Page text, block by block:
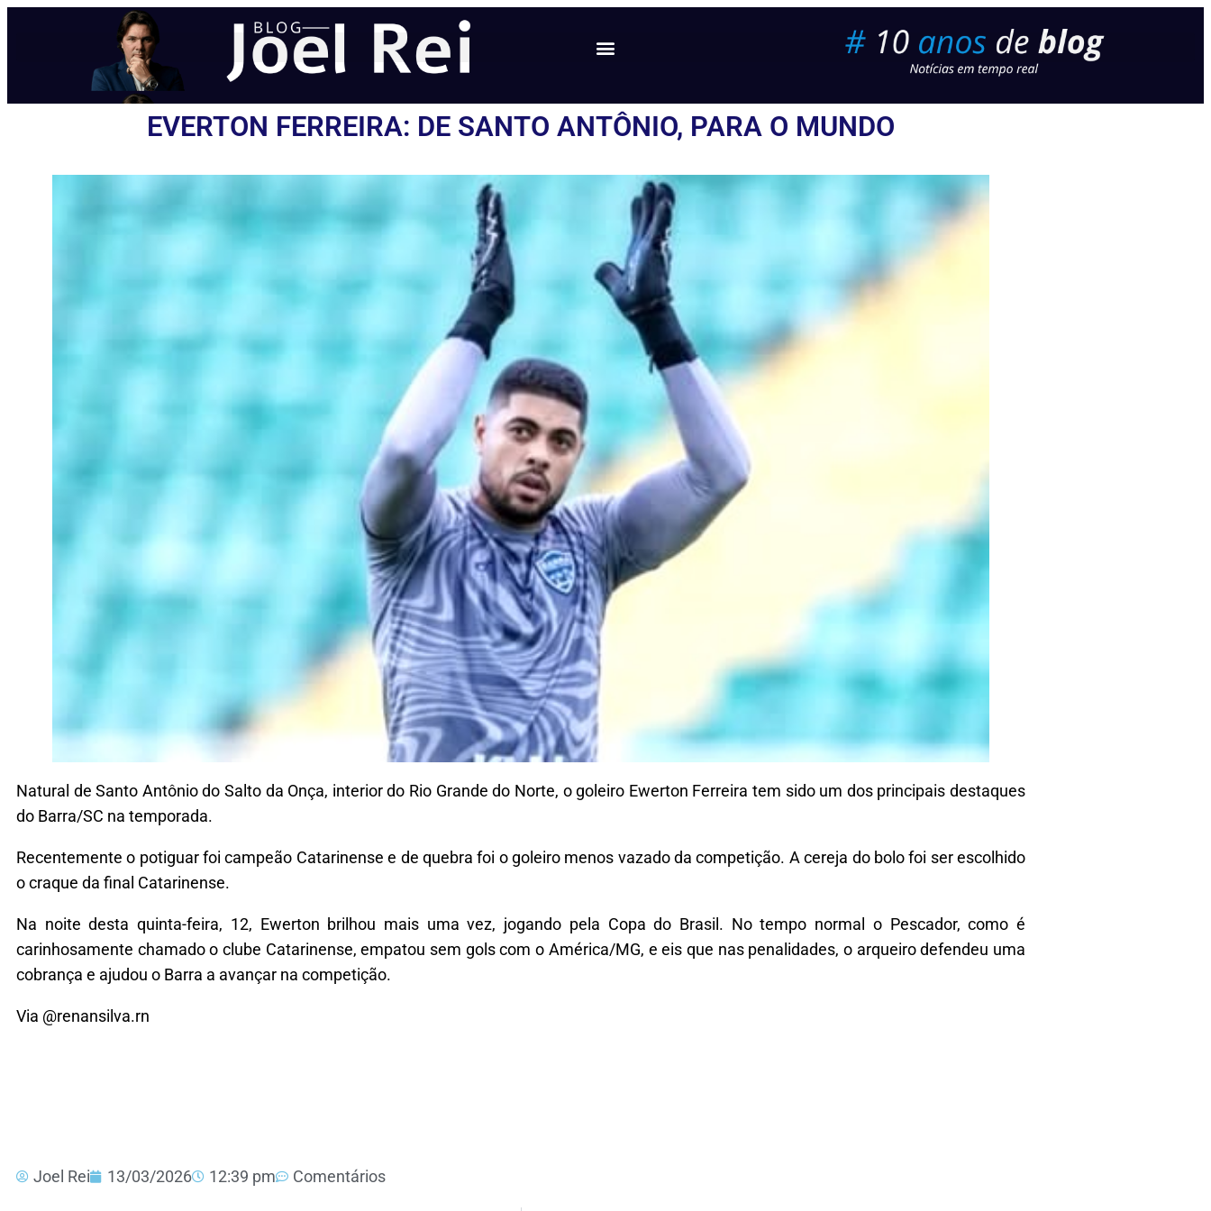
EVERTON FERREIRA: DE SANTO ANTÔNIO, PARA O MUNDO
Natural de Santo Antônio do Salto da Onça, interior do Rio Grande do Norte, o goleiro Ewerton Ferreira tem sido um dos principais destaques
do Barra/SC na temporada.
Recentemente o potiguar foi campeão Catarinense e de quebra foi o goleiro menos vazado da competição. A cereja do bolo foi ser escolhido
o craque da final Catarinense.
Na noite desta quinta-feira, 12, Ewerton brilhou mais uma vez, jogando pela Copa do Brasil. No tempo normal o Pescador, como é
carinhosamente chamado o clube Catarinense, empatou sem gols com o América/MG, e eis que nas penalidades, o arqueiro defendeu uma
cobrança e ajudou o Barra a avançar na competição.
Via @renansilva.rn
Joel Rei 13/03/2026 12:39 pm Comentários